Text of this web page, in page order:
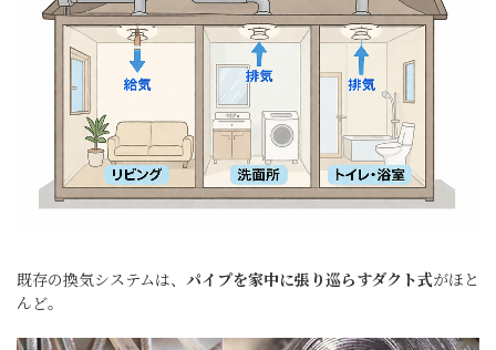
既存の換気システムは、 パイプを家中に張り巡らすダクト式がほと
んど。